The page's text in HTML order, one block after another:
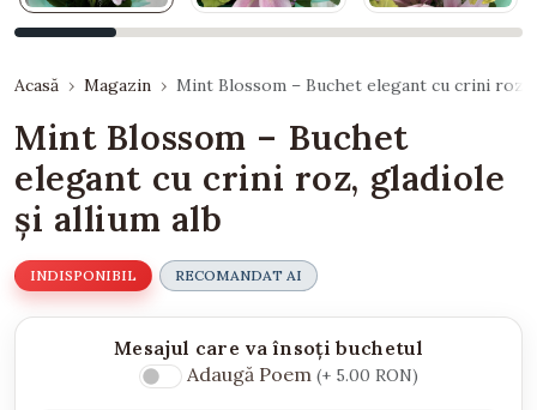
Acasă Magazin Mint Blossom – Buchet elegant cu crini roz,
Mint Blossom – Buchet
elegant cu crini roz, gladiole
și allium alb
INDISPONIBIL RECOMANDAT AI
Mesajul care va însoți buchetul
Adaugă Poem (+ 5.00 RON)